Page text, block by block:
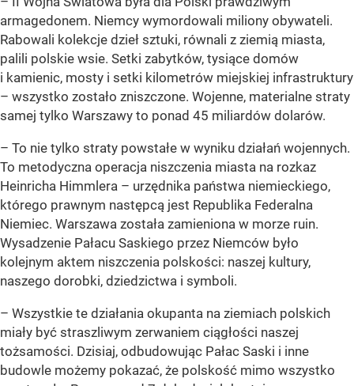
armagedonem. Niemcy wymordowali miliony obywateli.
Rabowali kolekcje dzieł sztuki, równali z ziemią miasta,
palili polskie wsie. Setki zabytków, tysiące domów
i kamienic, mosty i setki kilometrów miejskiej infrastruktury
– wszystko zostało zniszczone. Wojenne, materialne straty
samej tylko Warszawy to ponad 45 miliardów dolarów.
– To nie tylko straty powstałe w wyniku działań wojennych.
To metodyczna operacja niszczenia miasta na rozkaz
Heinricha Himmlera – urzędnika państwa niemieckiego,
którego prawnym następcą jest Republika Federalna
Niemiec. Warszawa została zamieniona w morze ruin.
Wysadzenie Pałacu Saskiego przez Niemców było
kolejnym aktem niszczenia polskości: naszej kultury,
naszego dorobki, dziedzictwa i symboli.
– Wszystkie te działania okupanta na ziemiach polskich
miały być straszliwym zerwaniem ciągłości naszej
tożsamości. Dzisiaj, odbudowując Pałac Saski i inne
budowle możemy pokazać, że polskość mimo wszystko